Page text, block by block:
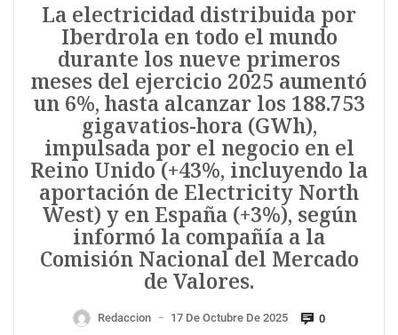
La electricidad distribuida por
Iberdrola en todo el mundo
durante los nueve primeros
meses del ejercicio 2025 aumentó
un 6%, hasta alcanzar los 188.753
gigavatios-hora (GWh),
impulsada por el negocio en el
Reino Unido (+43%, incluyendo la
aportación de Electricity North
West) y en España (+3%), según
informó la compañía a la
Comisión Nacional del Mercado
de Valores.
Redaccion — 17 De Octubre De 2025 0